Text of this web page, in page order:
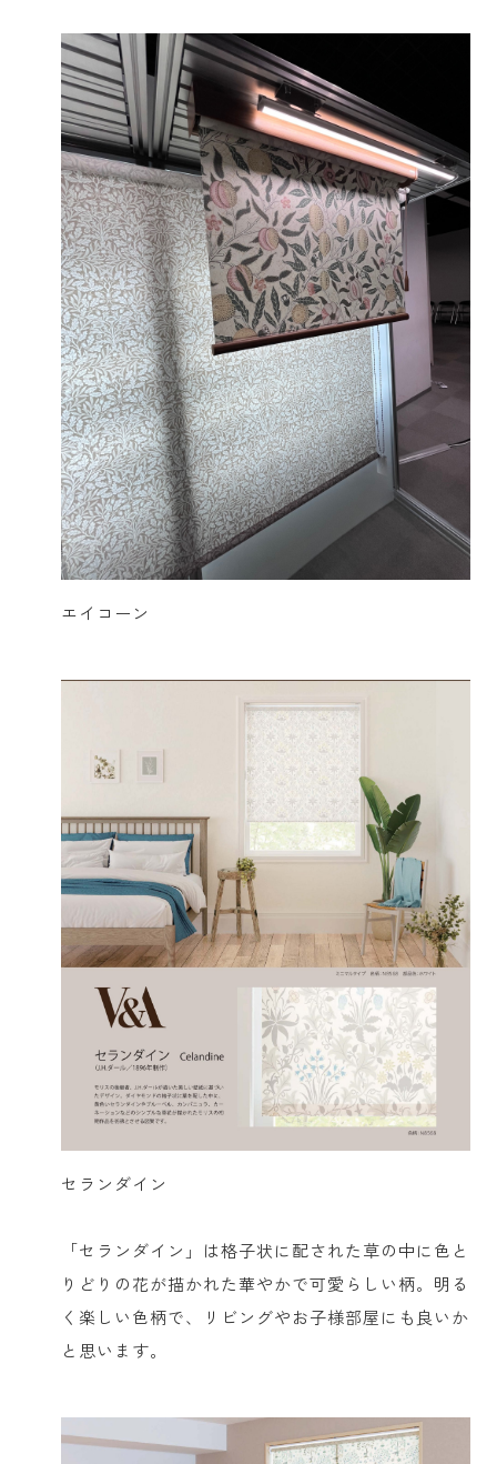
エイコーン
セランダイン
「セランダイン」は格子状に配された草の中に色と
りどりの花が描かれた華やかで可愛らしい柄。明る
く楽しい色柄で、リビングやお子様部屋にも良いか
と思います。